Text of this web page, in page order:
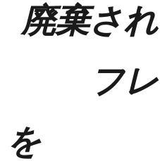
廃棄さ
フ